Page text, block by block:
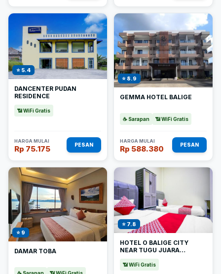
⭐ 5.4
DANCENTER PUDAN
RESIDENCE
📶 WiFi Gratis
HARGA MULAI
Rp 75.175 PESAN
⭐ 8.9
GEMMA HOTEL BALIGE
☕ Sarapan 📶 WiFi Gratis
HARGA MULAI
Rp 588.380 PESAN
⭐ 9
DAMAR TOBA
☕ Sarapan 📶 WiFi Gratis
⭐ 7.8
HOTEL O BALIGE CITY
NEAR TUGU JUARA
📶 WiFi Gratis